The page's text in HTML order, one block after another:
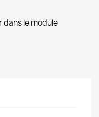
le module